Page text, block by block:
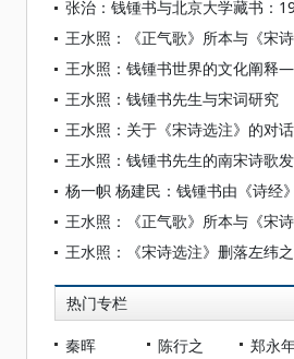
王水照：钱锺书先生与宋词研究
王水照：关于《宋诗选注》的对话
王水照：钱锺书先生的南宋诗歌
热门专栏
秦晖 陈行之
郑永